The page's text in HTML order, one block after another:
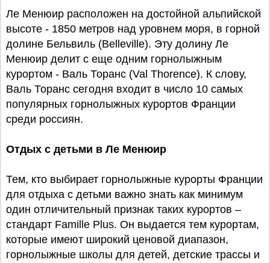
Ле Менюир расположен на достойной альпийской
высоте - 1850 метров над уровнем моря, в горной
долине Бельвиль (Belleville). Эту долину Ле
Менюир делит с еще одним горнолыжным
курортом - Валь Торанс (Val Thorence). К слову,
Валь Торанс сегодня входит в число 10 самых
популярных горнолыжных курортов Франции
среди россиян.
Отдых с детьми в Ле Менюир
Тем, кто выбирает горнолыжные курорты Франции
для отдыха с детьми важно знать как минимум
один отличительный признак таких курортов –
стандарт Famille Plus. Он выдается тем курортам,
которые имеют широкий ценовой диапазон,
горнолыжные школы для детей, детские трассы и